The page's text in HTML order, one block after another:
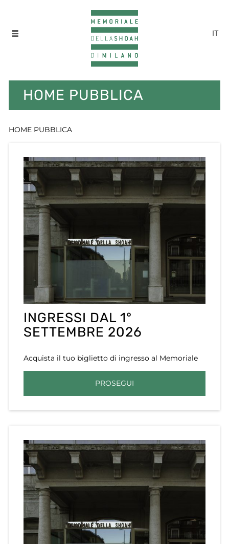
IT
HOME PUBBLICA
HOME PUBBLICA
INGRESSI DAL 1°
SETTEMBRE 2026
Acquista il tuo biglietto di ingresso al Memoriale
PROSEGUI